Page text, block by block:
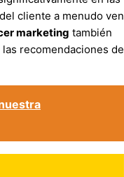
cliente a menudo ven
marketing también
recomendaciones de